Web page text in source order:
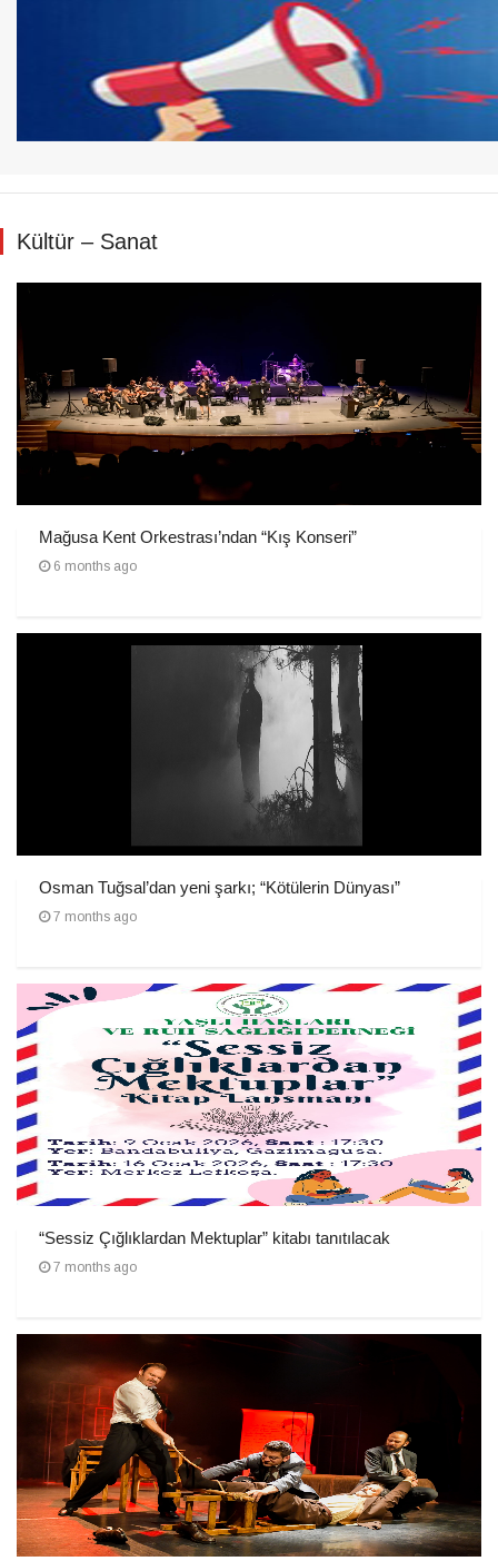
Kültür – Sanat
Mağusa Kent Orkestrası’ndan “Kış Konseri”
6 months ago
Osman Tuğsal’dan yeni şarkı; “Kötülerin Dünyası”
7 months ago
“Sessiz Çığlıklardan Mektuplar” kitabı tanıtılacak
7 months ago